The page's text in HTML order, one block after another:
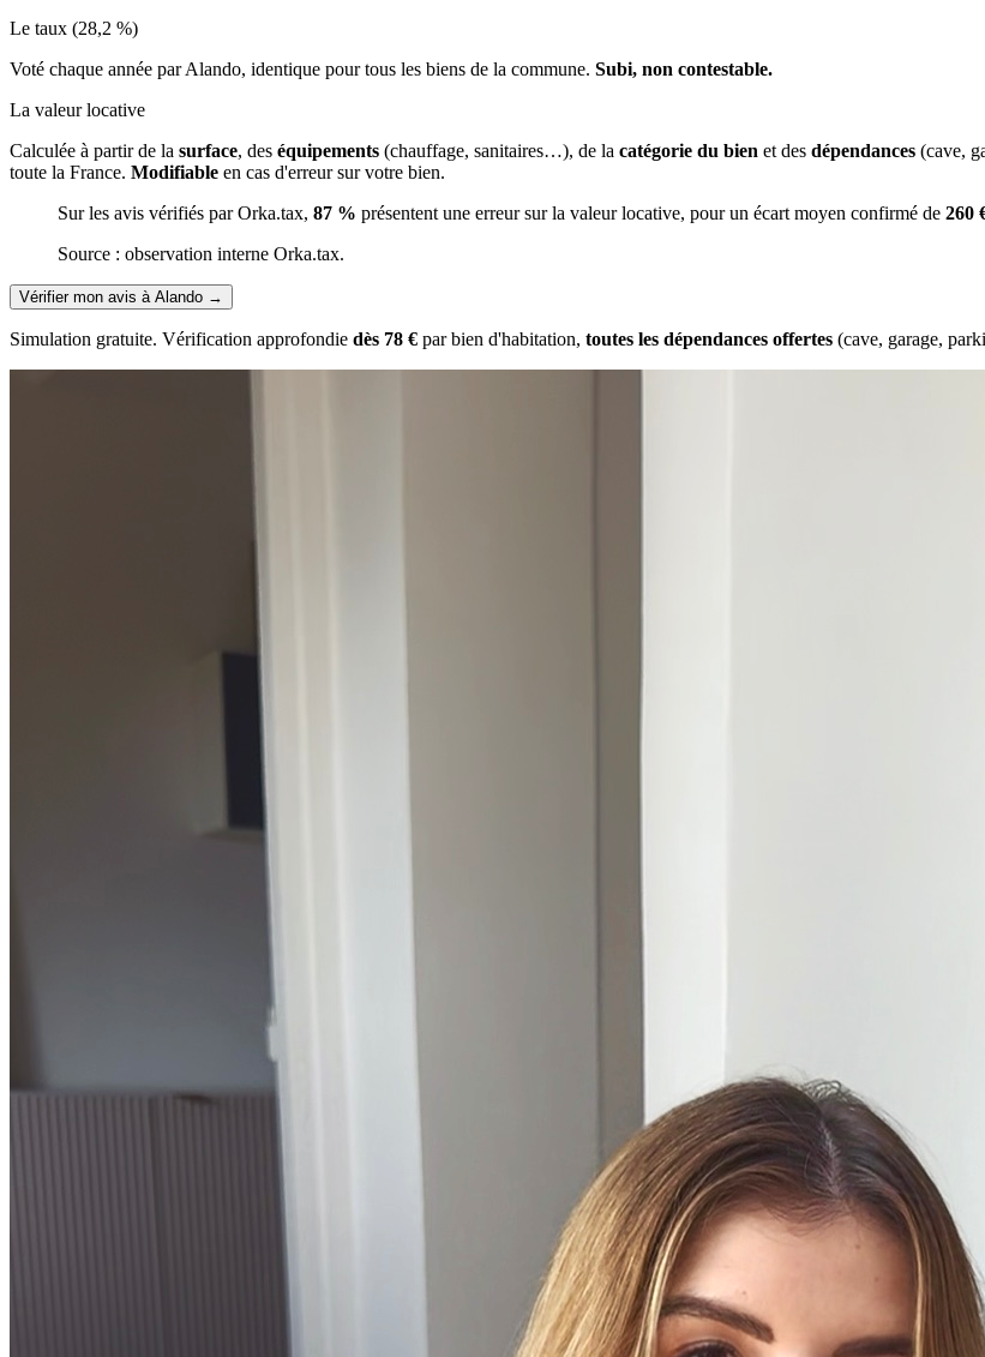
Le taux (28,2 %)
Voté chaque année par Alando, identique pour tous les biens de la commune. Subi, non contestable.
La valeur locative
Calculée à partir de la surface, des équipements (chauffage, sanitaires…), de la catégorie du bien et des dépendances (cave,
toute la France. Modifiable en cas d'erreur sur votre bien.
Sur les avis vérifiés par Orka.tax, 87 % présentent une erreur sur la valeur locative, pour un écart moyen confirmé de 260
Source : observation interne Orka.tax.
Vérifier mon avis à Alando →
Simulation gratuite. Vérification approfondie dès 78 € par bien d'habitation, toutes les dépendances offertes (cave, garage,